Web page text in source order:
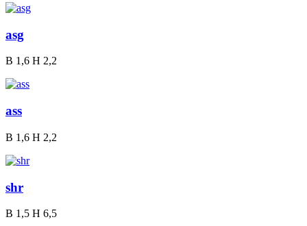
asg
B 1,6 H 2,2
ass
B 1,6 H 2,2
shr
B 1,5 H 6,5